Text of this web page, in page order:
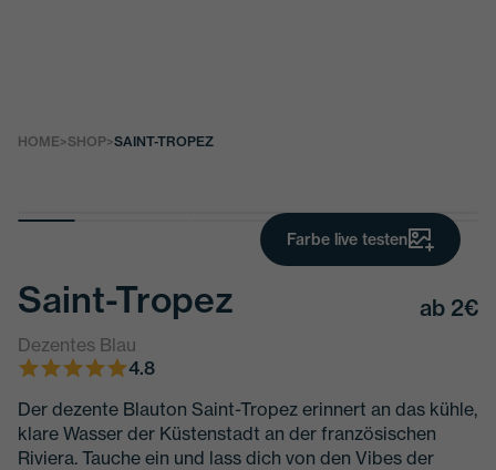
HOME>SHOP>SAINT-TROPEZ
Farbe live testen
Saint-Tropez ab 2€
Dezentes Blau
4.8
Der dezente Blauton Saint-Tropez erinnert an das kühle,
klare Wasser der Küstenstadt an der französischen
Riviera. Tauche ein und lass dich von den Vibes der